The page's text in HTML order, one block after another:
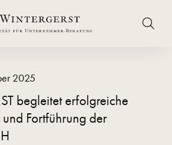
2025
begleitet erfolgreiche
Fortführung der